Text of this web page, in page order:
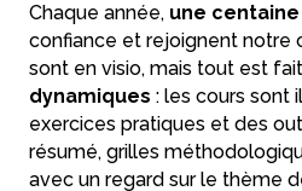
Chaque année, une
confiance et rejoignent notre
sont en visio, mais tout est
dynamiques : les cours sont
exercices pratiques et des
résumé, grilles
avec un regard sur le thème